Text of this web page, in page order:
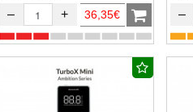
– + 36,35€ –